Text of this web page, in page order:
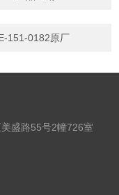
151-0182原厂
盛路55号2幢726室